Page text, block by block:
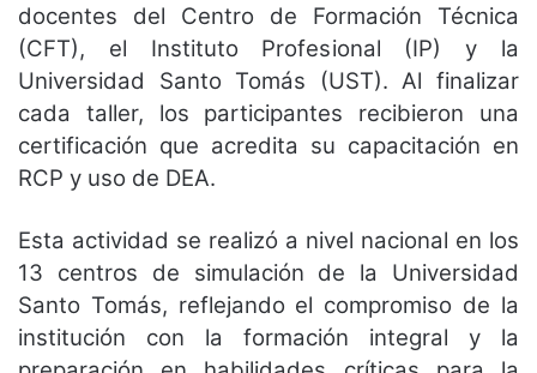
docentes del Centro de Formación Técnica
(CFT), el Instituto Profesional (IP) y la
Universidad Santo Tomás (UST). Al finalizar
cada taller, los participantes recibieron una
certificación que acredita su capacitación en
RCP y uso de DEA.
Esta actividad se realizó a nivel nacional en los
13 centros de simulación de la Universidad
Santo Tomás, reflejando el compromiso de la
institución con la formación integral y la